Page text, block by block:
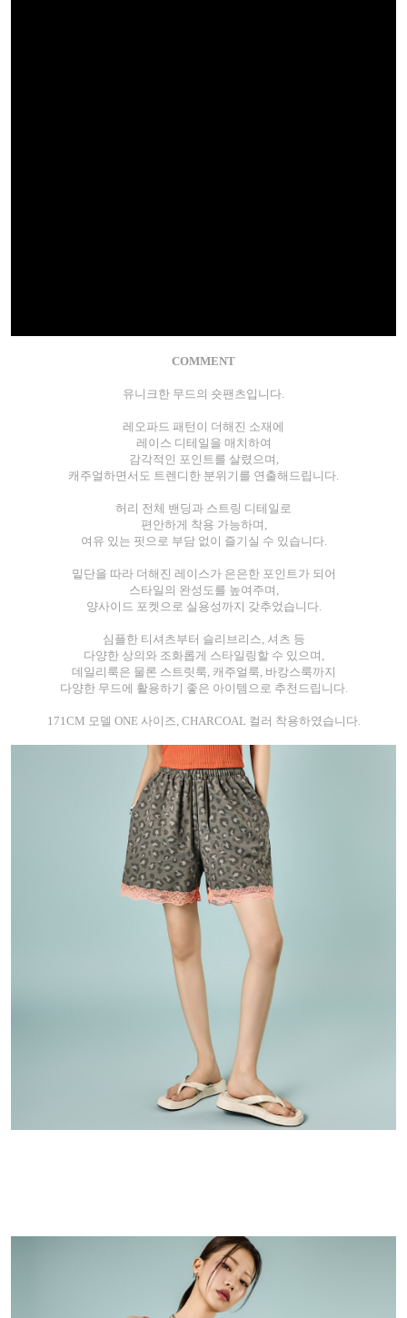
COMMENT
유니크한 무드의 숏팬츠입니다.
레오파드 패턴이 더해진 소재에
레이스 디테일을 매치하여
감각적인 포인트를 살렸으며,
캐주얼하면서도 트렌디한 분위기를 연출해드립니다.
허리 전체 밴딩과 스트링 디테일로
편안하게 착용 가능하며,
여유 있는 핏으로 부담 없이 즐기실 수 있습니다.
밑단을 따라 더해진 레이스가 은은한 포인트가 되어
스타일의 완성도를 높여주며,
양사이드 포켓으로 실용성까지 갖추었습니다.
심플한 티셔츠부터 슬리브리스, 셔츠 등
다양한 상의와 조화롭게 스타일링할 수 있으며,
데일리룩은 물론 스트릿룩, 캐주얼룩, 바캉스룩까지
다양한 무드에 활용하기 좋은 아이템으로 추천드립니다.
171CM 모델 ONE 사이즈, CHARCOAL 컬러 착용하였습니다.